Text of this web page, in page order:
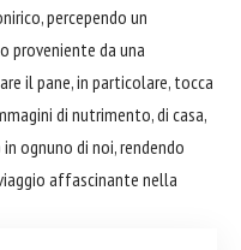
percependo un
proveniente da una
il pane, in particolare, tocca
di nutrimento, di casa,
ognuno di noi, rendendo
affascinante nella